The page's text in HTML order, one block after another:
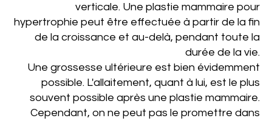
verticale. Une plastie mammaire pour
hypertrophie peut être effectuée à partir de la fin
de la croissance et au-delà, pendant toute la
durée de la vie.
Une grossesse ultérieure est bien évidemment
possible. L'allaitement, quant à lui, est le plus
souvent possible après une plastie mammaire.
Cependant, on ne peut pas le promettre dans